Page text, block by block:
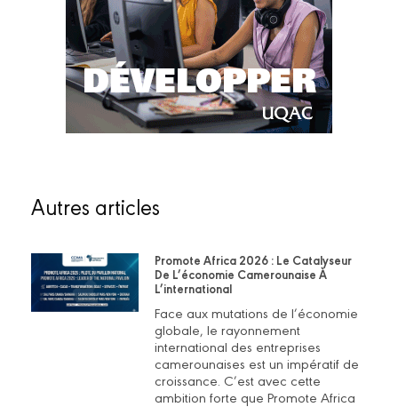
Autres articles
Promote Africa 2026 : Le Catalyseur
De L’économie Camerounaise À
L’international
Face aux mutations de l’économie
globale, le rayonnement
international des entreprises
camerounaises est un impératif de
croissance. C’est avec cette
ambition forte que Promote Africa